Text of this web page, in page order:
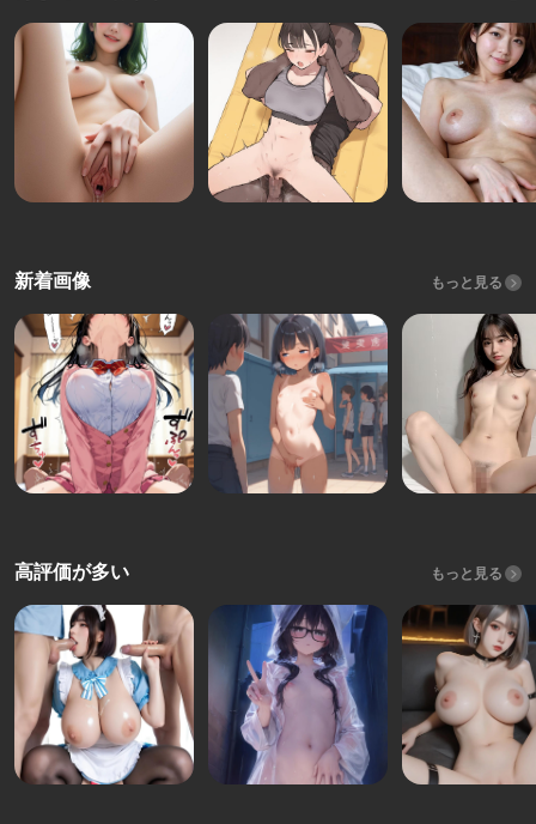
新着画像 もっと見る
高評価が多い もっと見る